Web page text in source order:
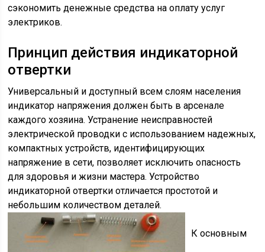
сэкономить денежные средства на оплату услуг
электриков.
Принцип действия индикаторной
отвертки
Универсальный и доступный всем слоям населения
индикатор напряжения должен быть в арсенале
каждого хозяина. Устранение неисправностей
электрической проводки с использованием надежных,
компактных устройств, идентифицирующих
напряжение в сети, позволяет исключить опасность
для здоровья и жизни мастера. Устройство
индикаторной отвертки отличается простотой и
небольшим количеством деталей.
К основным